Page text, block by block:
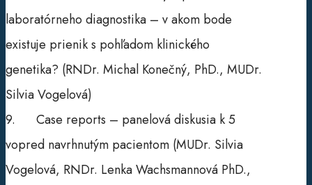
laboratórneho diagnostika – v akom bode
existuje prienik s pohľadom klinického
genetika? (RNDr. Michal Konečný, PhD., MUDr.
Silvia Vogelová)
9. Case reports – panelová diskusia k 5
vopred navrhnutým pacientom (MUDr. Silvia
Vogelová, RNDr. Lenka Wachsmannová PhD.,